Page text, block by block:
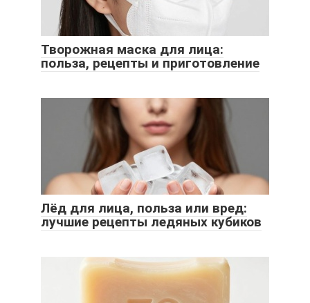
Творожная маска для лица:
польза, рецепты и приготовление
Лёд для лица, польза или вред:
лучшие рецепты ледяных кубиков